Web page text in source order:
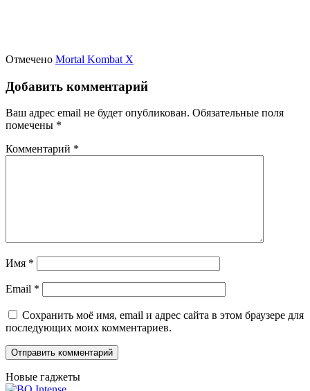
Отмечено Mortal Kombat X
Добавить комментарий
Ваш адрес email не будет опубликован. Обязательные поля
помечены *
Комментарий *
Имя *
Email *
Сохранить моё имя, email и адрес сайта в этом браузере для
последующих моих комментариев.
Новые гаджеты